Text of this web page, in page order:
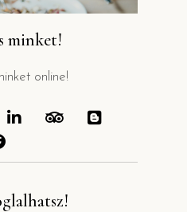
minket!
online!